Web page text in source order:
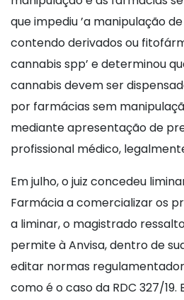
que impediu ’a manipulação
contendo derivados ou
cannabis spp’ e determinou
cannabis devem ser
por farmácias sem
mediante apresentação de
profissional médico,
Em julho, o juiz concedeu
Farmácia a comercializar os
a liminar, o magistrado
permite à Anvisa, dentro de
editar normas
como é o caso da RDC 327/